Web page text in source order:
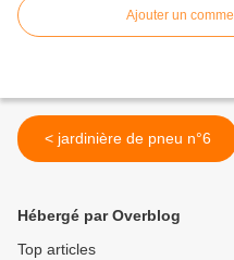
Ajouter un
< jardinière de pneu n°6
Hébergé par Overblog
Top articles